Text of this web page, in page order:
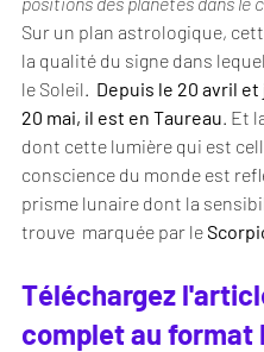
Sur un plan astrologique,
la qualité du signe dans
le Soleil. Depuis le 20 avril et
20 mai, il est en Taureau . Et
dont cette lumière qui est
conscience du monde est
prisme lunaire dont la
trouve  marquée par le
Téléchargez
complet au format